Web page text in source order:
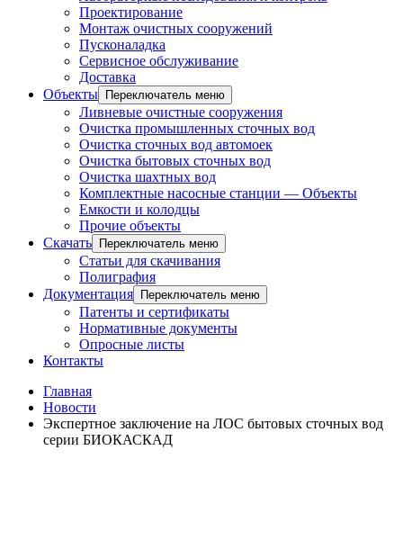
Проектирование
Монтаж очистных сооружений
Пусконаладка
Сервисное обслуживание
Доставка
Объекты
Переключатель меню
Ливневые очистные сооружения
Очистка промышленных сточных вод
Очистка сточных вод автомоек
Очистка бытовых сточных вод
Очистка шахтных вод
Комплектные насосные станции — Объекты
Емкости и колодцы
Прочие объекты
Скачать
Переключатель меню
Статьи для скачивания
Полиграфия
Документация
Переключатель меню
Патенты и сертификаты
Нормативные документы
Опросные листы
Контакты
Главная
Новости
Экспертное заключение на ЛОС бытовых сточных вод
серии БИОКАСКАД